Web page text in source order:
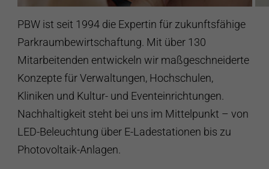
PBW ist seit 1994 die Expertin für zukunftsfähige
Parkraumbewirtschaftung. Mit über 130
Mitarbeitenden entwickeln wir maßgeschneiderte
Konzepte für Verwaltungen, Hochschulen,
Kliniken und Kultur- und Eventeinrichtungen.
Nachhaltigkeit steht bei uns im Mittelpunkt – von
LED-Beleuchtung über E-Ladestationen bis zu
Photovoltaik-Anlagen.